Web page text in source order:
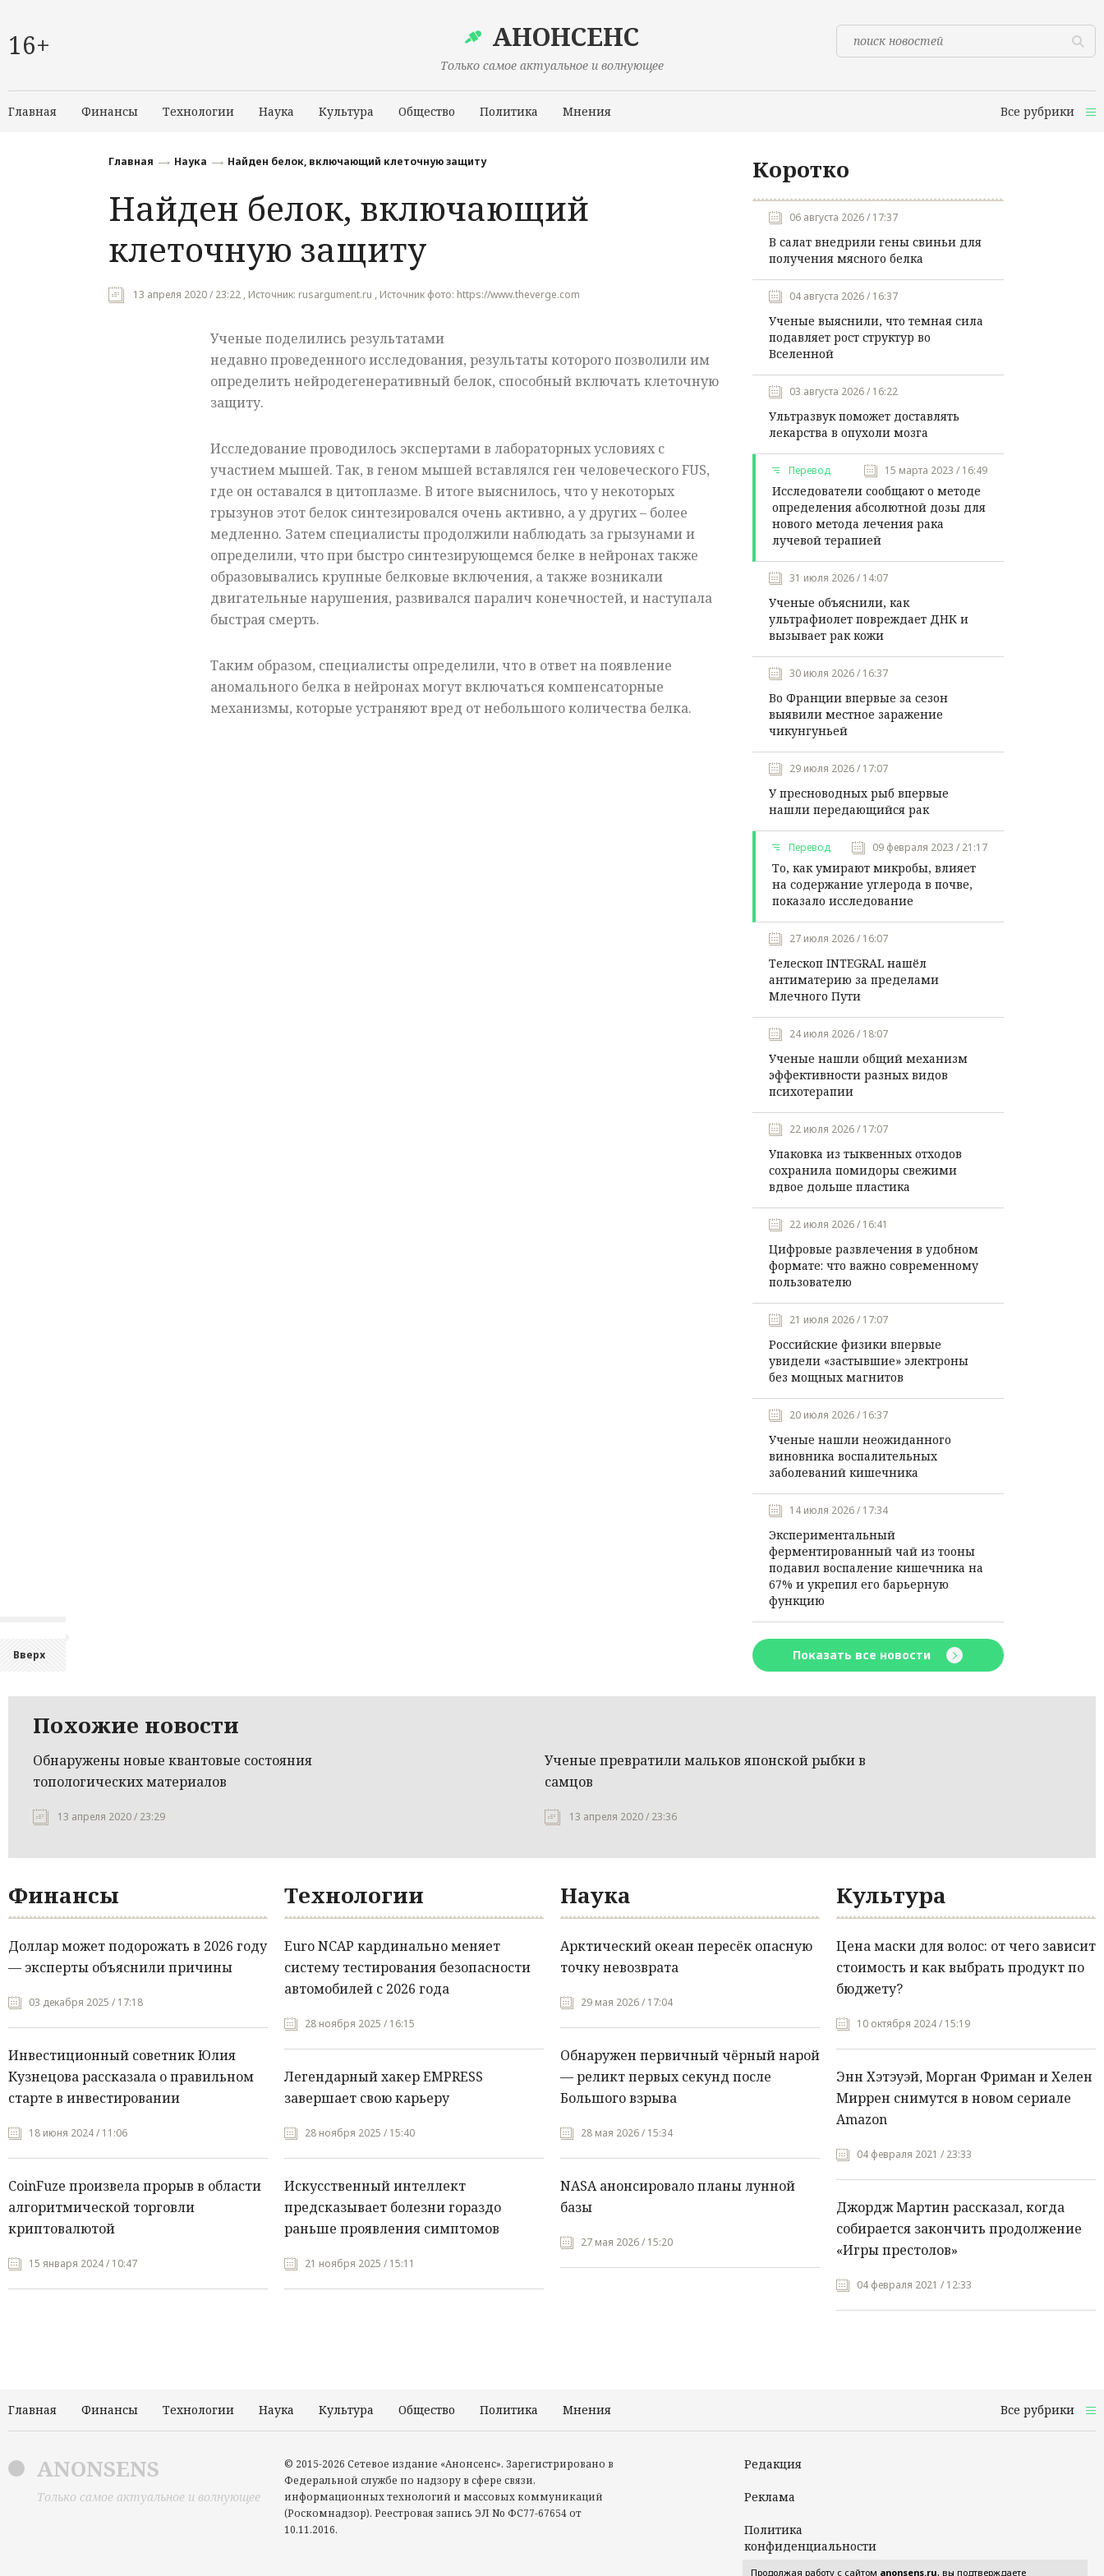
16+ АНОНСЕНС
Только самое актуальное и волнующее
Главная Финансы Технологии Наука Культура Общество Политика Мнения Все рубрики
Вверх
Главная Наука Найден белок, включающий клеточную защиту
Найден белок, включающий
клеточную защиту
13 апреля 2020 / 23:22 , Источник: rusargument.ru , Источник фото: https://www.theverge.com
Ученые поделились результатами
недавно проведенного исследования, результаты которого позволили им
определить нейродегенеративный белок, способный включать клеточную
защиту.
Исследование проводилось экспертами в лабораторных условиях с
участием мышей. Так, в геном мышей вставлялся ген человеческого FUS,
где он оставался в цитоплазме. В итоге выяснилось, что у некоторых
грызунов этот белок синтезировался очень активно, а у других – более
медленно. Затем специалисты продолжили наблюдать за грызунами и
определили, что при быстро синтезирующемся белке в нейронах также
образовывались крупные белковые включения, а также возникали
двигательные нарушения, развивался паралич конечностей, и наступала
быстрая смерть.
Таким образом, специалисты определили, что в ответ на появление
аномального белка в нейронах могут включаться компенсаторные
механизмы, которые устраняют вред от небольшого количества белка.
Коротко
06 августа 2026 / 17:37
В салат внедрили гены свиньи для
получения мясного белка
04 августа 2026 / 16:37
Ученые выяснили, что темная сила
подавляет рост структур во
Вселенной
03 августа 2026 / 16:22
Ультразвук поможет доставлять
лекарства в опухоли мозга
Перевод 15 марта 2023 / 16:49
Исследователи сообщают о методе
определения абсолютной дозы для
нового метода лечения рака
лучевой терапией
31 июля 2026 / 14:07
Ученые объяснили, как
ультрафиолет повреждает ДНК и
вызывает рак кожи
30 июля 2026 / 16:37
Во Франции впервые за сезон
выявили местное заражение
чикунгуньей
29 июля 2026 / 17:07
У пресноводных рыб впервые
нашли передающийся рак
Перевод 09 февраля 2023 / 21:17
То, как умирают микробы, влияет
на содержание углерода в почве,
показало исследование
27 июля 2026 / 16:07
Телескоп INTEGRAL нашёл
антиматерию за пределами
Млечного Пути
24 июля 2026 / 18:07
Ученые нашли общий механизм
эффективности разных видов
психотерапии
22 июля 2026 / 17:07
Упаковка из тыквенных отходов
сохранила помидоры свежими
вдвое дольше пластика
22 июля 2026 / 16:41
Цифровые развлечения в удобном
формате: что важно современному
пользователю
21 июля 2026 / 17:07
Российские физики впервые
увидели «застывшие» электроны
без мощных магнитов
20 июля 2026 / 16:37
Ученые нашли неожиданного
виновника воспалительных
заболеваний кишечника
14 июля 2026 / 17:34
Экспериментальный
ферментированный чай из тооны
подавил воспаление кишечника на
67% и укрепил его барьерную
функцию
Показать все новости
Похожие новости
Обнаружены новые квантовые состояния
топологических материалов
13 апреля 2020 / 23:29
Ученые превратили мальков японской рыбки в
самцов
13 апреля 2020 / 23:36
Финансы
Доллар может подорожать в 2026 году
— эксперты объяснили причины
03 декабря 2025 / 17:18
Инвестиционный советник Юлия
Кузнецова рассказала о правильном
старте в инвестировании
18 июня 2024 / 11:06
CoinFuze произвела прорыв в области
алгоритмической торговли
криптовалютой
15 января 2024 / 10:47
Технологии
Euro NCAP кардинально меняет
систему тестирования безопасности
автомобилей с 2026 года
28 ноября 2025 / 16:15
Легендарный хакер EMPRESS
завершает свою карьеру
28 ноября 2025 / 15:40
Искусственный интеллект
предсказывает болезни гораздо
раньше проявления симптомов
21 ноября 2025 / 15:11
Наука
Арктический океан пересёк опасную
точку невозврата
29 мая 2026 / 17:04
Обнаружен первичный чёрный нарой
— реликт первых секунд после
Большого взрыва
28 мая 2026 / 15:34
NASA анонсировало планы лунной
базы
27 мая 2026 / 15:20
Культура
Цена маски для волос: от чего зависит
стоимость и как выбрать продукт по
бюджету?
10 октября 2024 / 15:19
Энн Хэтэуэй, Морган Фриман и Хелен
Миррен снимутся в новом сериале
Amazon
04 февраля 2021 / 23:33
Джордж Мартин рассказал, когда
собирается закончить продолжение
«Игры престолов»
04 февраля 2021 / 12:33
Главная Финансы Технологии Наука Культура Общество Политика Мнения Все рубрики
ANONSENS
Только самое актуальное и волнующее
© 2015-2026 Сетевое издание «Анонсенс». Зарегистрировано в
Федеральной службе по надзору в сфере связи,
информационных технологий и массовых коммуникаций
(Роскомнадзор). Реестровая запись ЭЛ No ФС77-67654 от
10.11.2016.
Редакция
Реклама
Политика
конфиденциальности
Продолжая работу с сайтом anonsens.ru, вы подтверждаете